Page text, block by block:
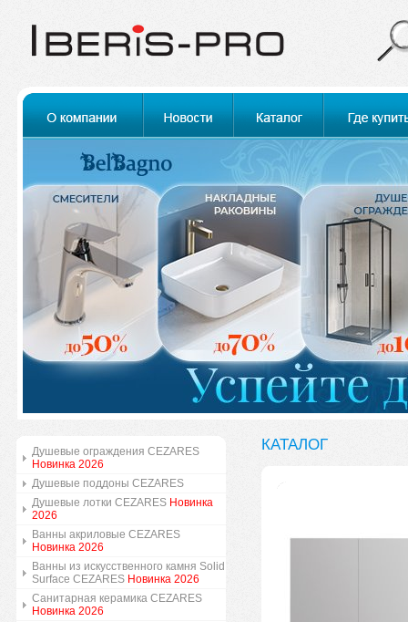
Душевые ограждения CEZARES
Новинка 2026
Душевые поддоны CEZARES
Душевые лотки CEZARES Новинка
2026
Ванны акриловые CEZARES
Новинка 2026
Ванны из искусственного камня Solid
Surface CEZARES Новинка 2026
Санитарная керамика CEZARES
Новинка 2026
КАТАЛОГ